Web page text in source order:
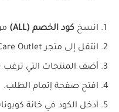
انسخ كود الخصم (ALL)
انتقل إلى متجر Care Outlet.
أضف المنتجات التي ترغب
افتح صفحة إتمام الطلب.
أدخل الكود في خانة